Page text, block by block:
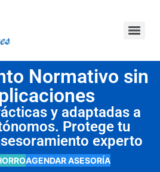
Normativo sin
y adaptadas a
Protege tu
experto
AGENDAR ASESORÍA